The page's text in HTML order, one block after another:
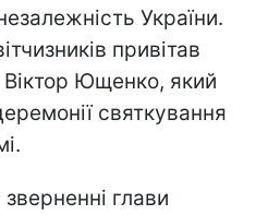
України.
привітав
Віктор Ющенко, який
святкування
глави